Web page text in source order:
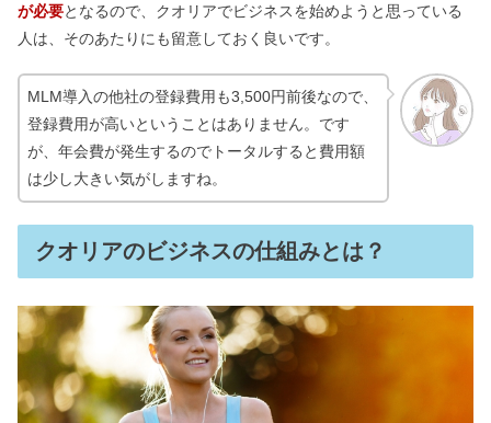
が必要となるので、クオリアでビジネスを始めようと思っている
人は、そのあたりにも留意しておく良いです。
MLM導入の他社の登録費用も3,500円前後なので、
登録費用が高いということはありません。です
が、年会費が発生するのでトータルすると費用額
は少し大きい気がしますね。
クオリアのビジネスの仕組みとは？